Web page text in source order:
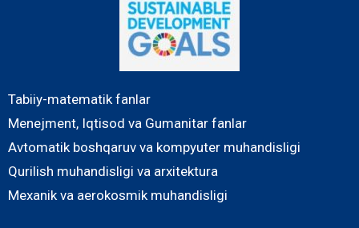
Tabiiy-matematik fanlar
Menejment, Iqtisod va Gumanitar fanlar
Avtomatik boshqaruv va kompyuter muhandisligi
Qurilish muhandisligi va arxitektura
Mexanik va aerokosmik muhandisligi